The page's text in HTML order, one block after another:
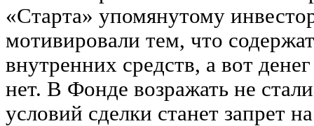
«Старта» упомянутому
мотивировали тем, что
внутренних средств, а вот
нет. В Фонде возражать не
условий сделки станет запрет